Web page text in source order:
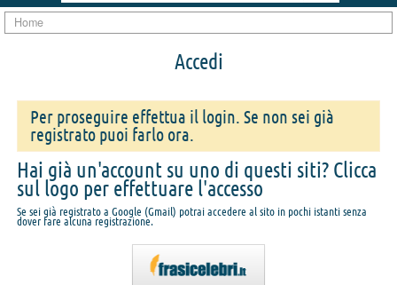
Home
Accedi
Per proseguire effettua il login. Se non sei già
registrato puoi farlo ora.
Hai già un'account su uno di questi siti? Clicca
sul logo per effettuare l'accesso
Se sei già registrato a Google (Gmail) potrai accedere al sito in pochi istanti senza
dover fare alcuna registrazione.